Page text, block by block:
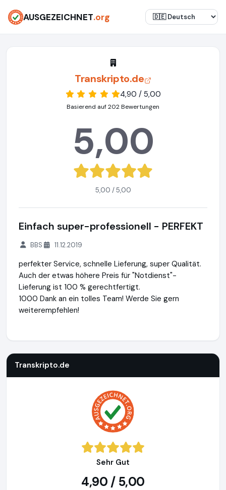
AUSGEZEICHNET.org
Transkripto.de
4,90 / 5,00
Basierend auf 202 Bewertungen
5,00
5,00 / 5,00
Einfach super-professionell - PERFEKT
BBS 11.12.2019
perfekter Service, schnelle Lieferung, super Qualität.
Auch der etwas höhere Preis für "Notdienst"-
Lieferung ist 100 % gerechtfertigt.
1000 Dank an ein tolles Team! Werde Sie gern
weiterempfehlen!
Transkripto.de
Sehr Gut
4,90 / 5,00